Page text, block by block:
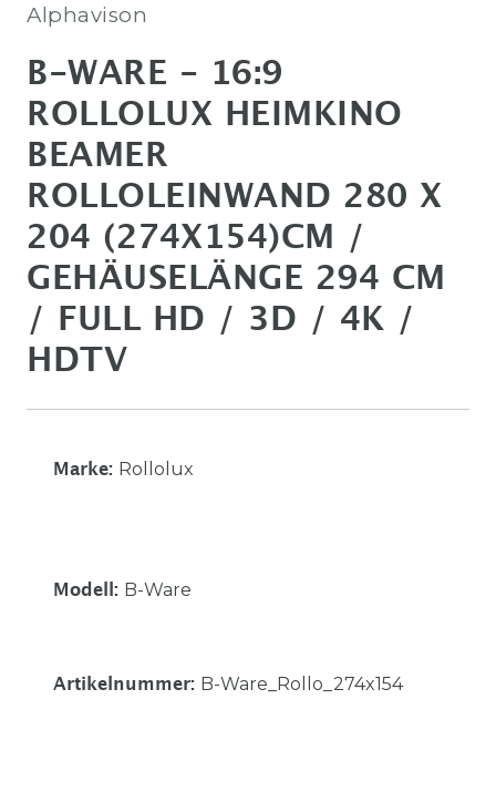
Alphavison
B-WARE - 16:9
ROLLOLUX HEIMKINO
BEAMER
ROLLOLEINWAND 280 X
204 (274X154)CM /
GEHÄUSELÄNGE 294 CM
/ FULL HD / 3D / 4K /
HDTV
Marke: Rollolux
Modell: B-Ware
Artikelnummer: B-Ware_Rollo_274x154